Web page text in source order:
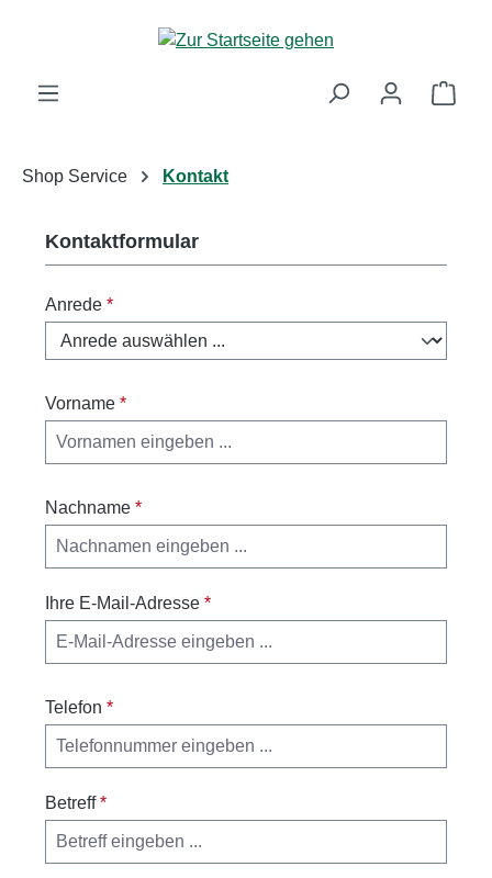
Zum Hauptinhalt springen
Shop Service Kontakt
Kontaktformular
Anrede *
Vorname *
Nachname *
Ihre E-Mail-Adresse *
Telefon *
Betreff*